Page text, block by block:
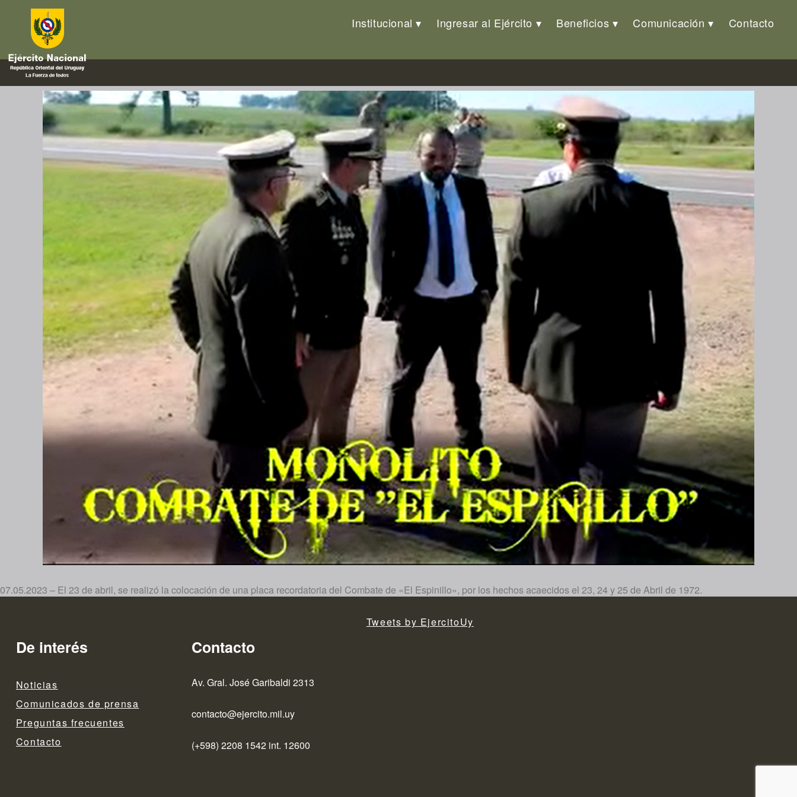
Institucional Ingresar al Ejército Beneficios Comunicación Contacto
recordatoria
Placa recordatoria del Combate de «El Espinillo»
07.05.2023 – El 23 de abril, se realizó la colocación de una placa recordatoria del Combate de «El Espinillo», por los hechos acaecidos el 23, 24 y 25 de Abril de 1972.
De interés
Noticias
Comunicados de prensa
Preguntas frecuentes
Contacto
Contacto
Av. Gral. José Garibaldi 2313
contacto@ejercito.mil.uy
(+598) 2208 1542 int. 12600
Tweets by EjercitoUy